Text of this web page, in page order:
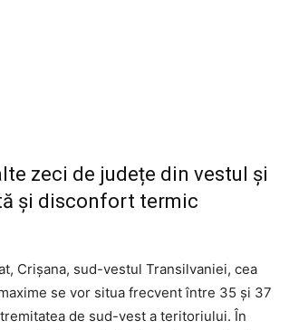
zeci de județe din vestul și
și disconfort termic
Crișana, sud-vestul Transilvaniei, cea
se vor situa frecvent între 35 și 37
de sud-vest a teritoriului. În